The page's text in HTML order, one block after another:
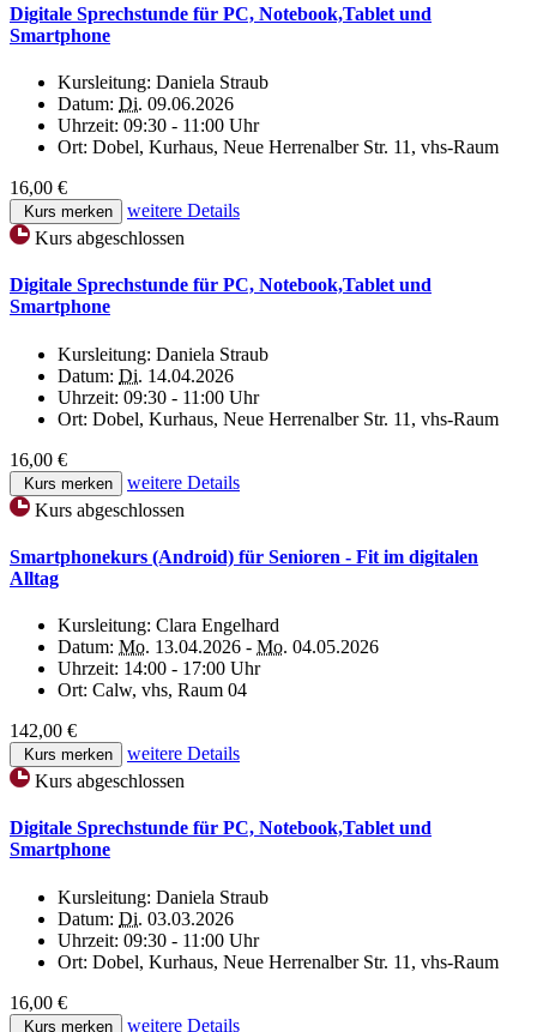
Digitale Sprechstunde für PC, Notebook,Tablet und
Smartphone
Kursleitung: Daniela Straub
Datum: Di. 09.06.2026
Uhrzeit: 09:30 - 11:00 Uhr
Ort: Dobel, Kurhaus, Neue Herrenalber Str. 11, vhs-Raum
16,00 €
Kurs merken
weitere Details
Kurs abgeschlossen
Digitale Sprechstunde für PC, Notebook,Tablet und
Smartphone
Kursleitung: Daniela Straub
Datum: Di. 14.04.2026
Uhrzeit: 09:30 - 11:00 Uhr
Ort: Dobel, Kurhaus, Neue Herrenalber Str. 11, vhs-Raum
16,00 €
Kurs merken
weitere Details
Kurs abgeschlossen
Smartphonekurs (Android) für Senioren - Fit im digitalen
Alltag
Kursleitung: Clara Engelhard
Datum: Mo. 13.04.2026 - Mo. 04.05.2026
Uhrzeit: 14:00 - 17:00 Uhr
Ort: Calw, vhs, Raum 04
142,00 €
Kurs merken
weitere Details
Kurs abgeschlossen
Digitale Sprechstunde für PC, Notebook,Tablet und
Smartphone
Kursleitung: Daniela Straub
Datum: Di. 03.03.2026
Uhrzeit: 09:30 - 11:00 Uhr
Ort: Dobel, Kurhaus, Neue Herrenalber Str. 11, vhs-Raum
16,00 €
Kurs merken weitere Details